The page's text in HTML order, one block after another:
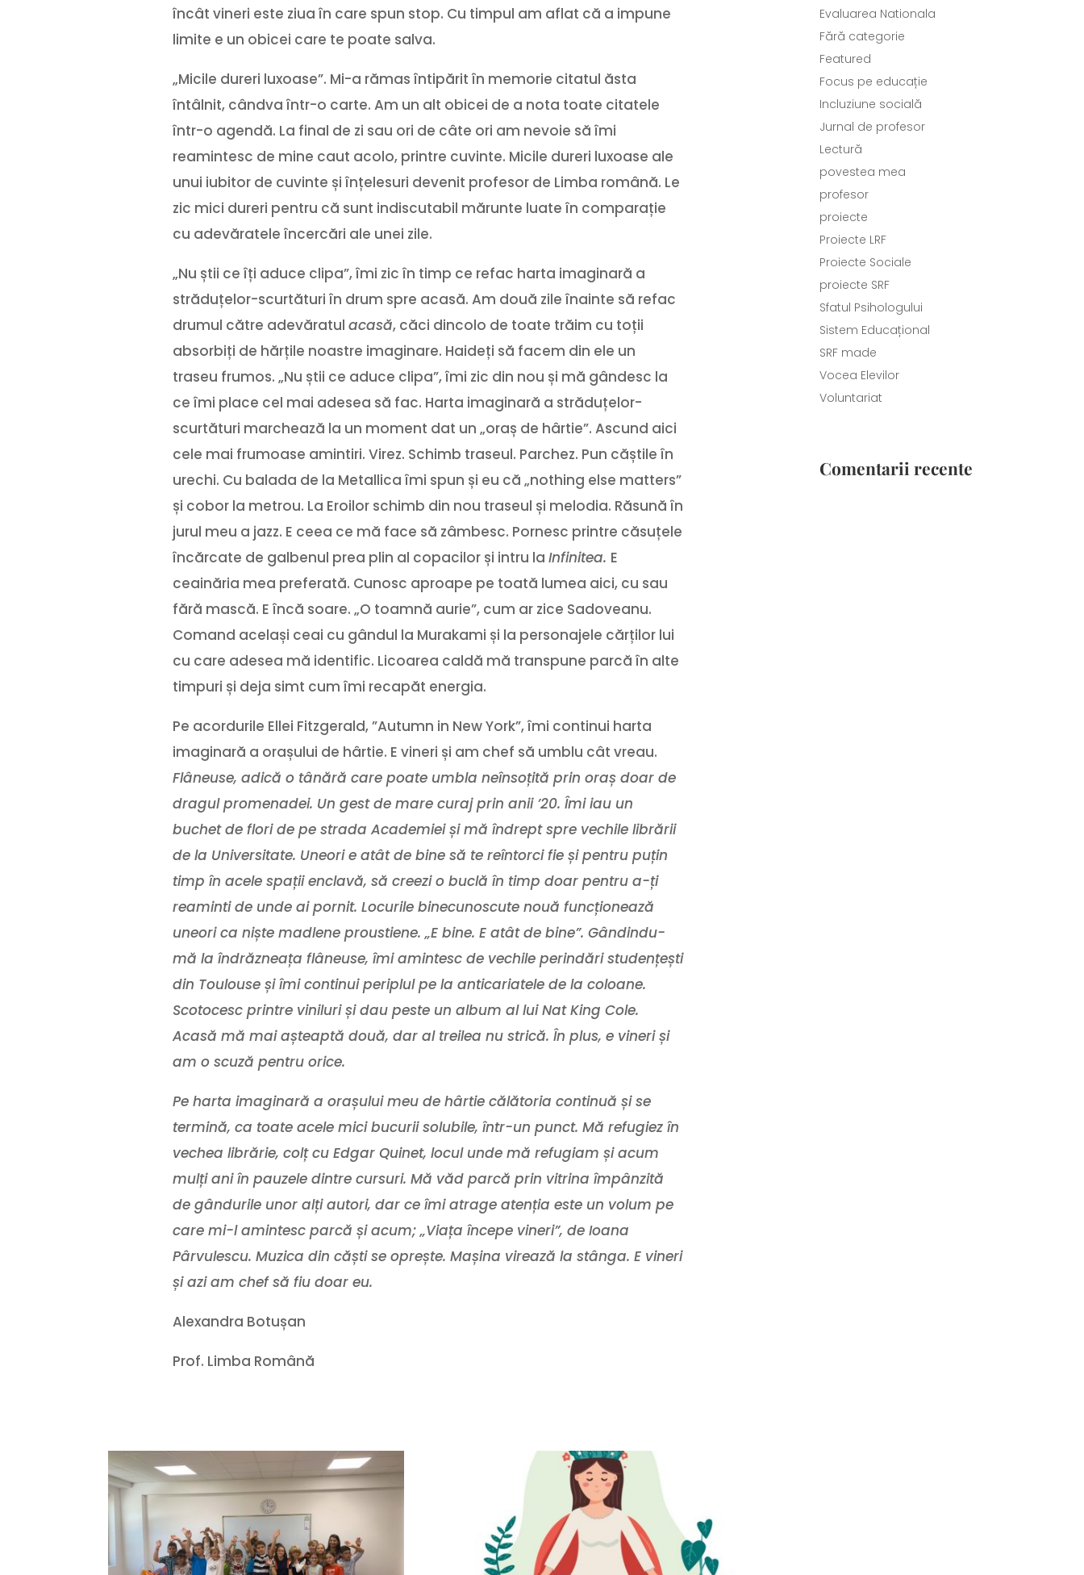
încât vineri este ziua în care spun stop. Cu timpul am aflat că a impune
limite e un obicei care te poate salva.
„Micile dureri luxoase”. Mi-a rămas întipărit în memorie citatul ăsta
întâlnit, cândva într-o carte. Am un alt obicei de a nota toate citatele
într-o agendă. La final de zi sau ori de câte ori am nevoie să îmi
reamintesc de mine caut acolo, printre cuvinte. Micile dureri luxoase ale
unui iubitor de cuvinte și înțelesuri devenit profesor de Limba română. Le
zic mici dureri pentru că sunt indiscutabil mărunte luate în comparație
cu adevăratele încercări ale unei zile.
„Nu știi ce îți aduce clipa”, îmi zic în timp ce refac harta imaginară a
străduțelor-scurtături în drum spre acasă. Am două zile înainte să refac
drumul către adevăratul acasă, căci dincolo de toate trăim cu toții
absorbiți de hărțile noastre imaginare. Haideți să facem din ele un
traseu frumos. „Nu știi ce aduce clipa”, îmi zic din nou și mă gândesc la
ce îmi place cel mai adesea să fac. Harta imaginară a străduțelor-
scurtături marchează la un moment dat un „oraș de hârtie”. Ascund aici
cele mai frumoase amintiri. Virez. Schimb traseul. Parchez. Pun căștile în
urechi. Cu balada de la Metallica îmi spun și eu că „nothing else matters”
și cobor la metrou. La Eroilor schimb din nou traseul și melodia. Răsună în
jurul meu a jazz. E ceea ce mă face să zâmbesc. Pornesc printre căsuțele
încărcate de galbenul prea plin al copacilor și intru la Infinitea. E
ceainăria mea preferată. Cunosc aproape pe toată lumea aici, cu sau
fără mască. E încă soare. „O toamnă aurie”, cum ar zice Sadoveanu.
Comand același ceai cu gândul la Murakami și la personajele cărților lui
cu care adesea mă identific. Licoarea caldă mă transpune parcă în alte
timpuri și deja simt cum îmi recapăt energia.
Pe acordurile Ellei Fitzgerald, ”Autumn in New York”, îmi continui harta
imaginară a orașului de hârtie. E vineri și am chef să umblu cât vreau.
Flâneuse, adică o tânără care poate umbla neînsoțită prin oraș doar de
dragul promenadei. Un gest de mare curaj prin anii ’20. Îmi iau un
buchet de flori de pe strada Academiei și mă îndrept spre vechile librării
de la Universitate. Uneori e atât de bine să te reîntorci fie și pentru puțin
timp în acele spațiienclavă, să creezi o buclă în timp doar pentru a-ți
reaminti de unde ai pornit. Locurile binecunoscute nouă funcționează
uneori ca niște madlene proustiene. „E bine. E atât de bine”. Gândindu-
mă la îndrăzneața flâneuse, îmi amintesc de vechile perindări studențești
din Toulouse și îmi continui periplul pe la anticariatele de la coloane.
Scotocesc printre viniluri și dau peste un album al lui Nat King Cole.
Acasă mă mai așteaptă două, dar al treilea nu strică. În plus, e vineri și
am o scuză pentru orice.
Pe harta imaginară a orașului meu de hârtie călătoria continuă și se
termină, ca toate acele mici bucurii solubile, într-un punct. Mă refugiez în
vechea librărie, colț cu Edgar Quinet, locul unde mă refugiam și acum
mulți ani în pauzele dintre cursuri. Mă văd parcă prin vitrina împânzită
de gândurile unor alți autori, dar ce îmi atrage atenția este un volum pe
care mi-l amintesc parcă și acum; „Viața începe vineri”, de Ioana
Pârvulescu. Muzica din căști se oprește. Mașina virează la stânga. E vineri
și azi am chef să fiu doar eu.
Alexandra Botușan
Prof. Limba Română
Evaluarea Nationala
Fără categorie
Featured
Focus pe educație
Incluziune socială
Jurnal de profesor
Lectură
povestea mea
profesor
proiecte
Proiecte LRF
Proiecte Sociale
proiecte SRF
Sfatul Psihologului
Sistem Educațional
SRF made
Vocea Elevilor
Voluntariat
Comentarii recente